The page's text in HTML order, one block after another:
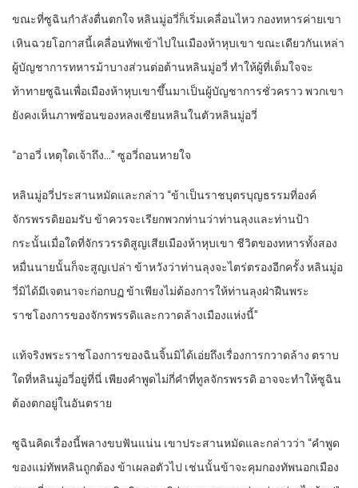
ขณะที่ซูฉินกำลังตื่นตกใจ หลินมู่อวี่ก็เริ่มเคลื่อนไหว กองทหารค่ายเขา
เหินฉวยโอกาสนี้เคลื่อนทัพเข้าไปในเมืองห้าหุบเขา ขณะเดียวกันเหล่า
ผู้บัญชาการทหารม้าบางส่วนต่อต้านหลินมู่อวี่ ทำให้ผู้ที่เต็มใจจะ
ท้าทายซูฉินเพื่อเมืองห้าหุบเขาขึ้นมาเป็นผู้บัญชาการชั่วคราว พวกเขา
ยังคงเห็นภาพซ้อนของหลงเซียนหลินในตัวหลินมู่อวี่
“อาอวี่ เหตุใดเจ้าถึง…” ซูอวี่ถอนหายใจ
หลินมู่อวี่ประสานหมัดและกล่าว “ข้าเป็นราชบุตรบุญธรรมที่องค์
จักรพรรดิยอมรับ ข้าควรจะเรียกพวกท่านว่าท่านลุงและท่านป้า
กระนั้นเมื่อใดที่จักรวรรดิสูญเสียเมืองห้าหุบเขา ชีวิตของทหารทั้งสอง
หมื่นนายนั้นก็จะสูญเปล่า ข้าหวังว่าท่านลุงจะไตร่ตรองอีกครั้ง หลินมู่อ
วี่มิได้มีเจตนาจะก่อกบฏ ข้าเพียงไม่ต้องการให้ท่านลุงฝ่าฝืนพระ
ราชโองการของจักรพรรดิและกวาดล้างเมืองแห่งนี้”
แท้จริงพระราชโองการของฉินจิ้นมิได้เอ่ยถึงเรื่องการกวาดล้าง ตราบ
ใดที่หลินมู่อวี่อยู่ที่นี่ เพียงคำพูดไม่กี่คำที่ทูลจักรพรรดิ อาจจะทำให้ซูฉิน
ต้องตกอยู่ในอันตราย
ซูฉินคิดเรื่องนี้พลางขบฟันแน่น เขาประสานหมัดและกล่าวว่า “คำพูด
ของแม่ทัพหลินถูกต้อง ข้าเผลอตัวไป เช่นนั้นข้าจะคุมกองทัพนอกเมือง